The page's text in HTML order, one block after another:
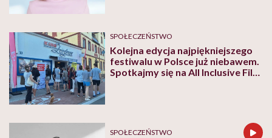
SPOŁECZEŃSTWO
Kolejna edycja najpiękniejszego
festiwalu w Polsce już niebawem.
Spotkajmy się na All Inclusive Film
SPOŁECZEŃSTWO